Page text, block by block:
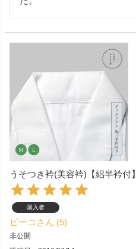
うそつき衿(美容衿)【絽半衿付】
購入者
ピーコ 5
非公開